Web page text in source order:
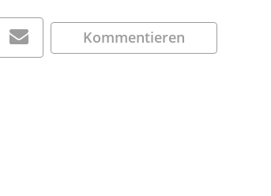
Kommentieren